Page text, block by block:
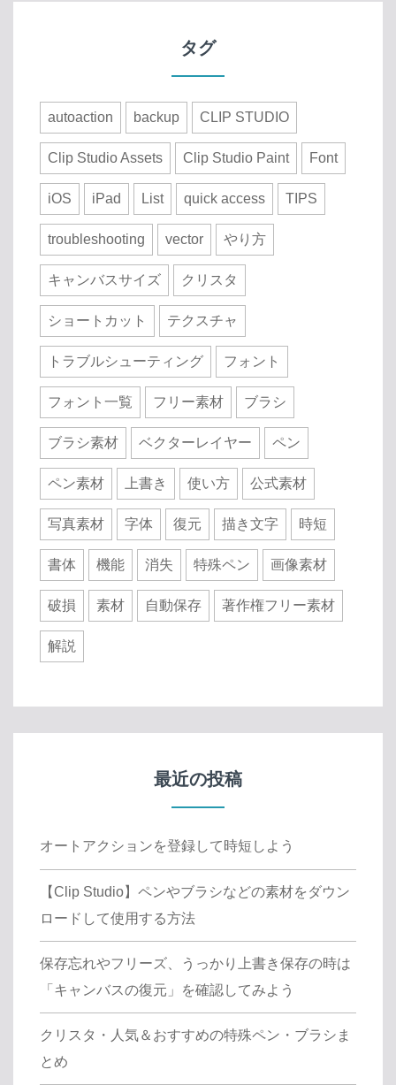
タグ
autoaction backup CLIP STUDIO
Clip Studio Assets Clip Studio Paint Font
iOS iPad List quick access TIPS
troubleshooting vector やり方
キャンバスサイズ クリスタ
ショートカット テクスチャ
トラブルシューティング フォント
フォント一覧 フリー素材 ブラシ
ブラシ素材 ベクターレイヤー ペン
ペン素材 上書き 使い方 公式素材
写真素材 字体 復元 描き文字 時短
書体 機能 消失 特殊ペン 画像素材
破損 素材 自動保存 著作権フリー素材
解説
最近の投稿
オートアクションを登録して時短しよう
【Clip Studio】ペンやブラシなどの素材をダウン
ロードして使用する方法
保存忘れやフリーズ、うっかり上書き保存の時は
「キャンバスの復元」を確認してみよう
クリスタ・人気＆おすすめの特殊ペン・ブラシま
とめ